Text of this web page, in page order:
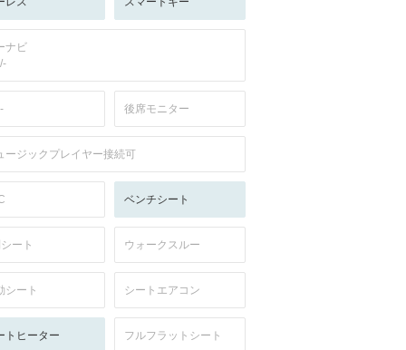
ナビ
後席モニター
ージックプレイヤー接続可
ベンチシート
ート ウォークスルー
シート シートエアコン
トヒーター フルフラットシート